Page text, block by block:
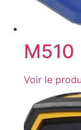
M510
Voir le